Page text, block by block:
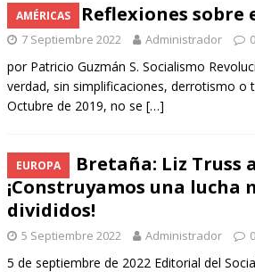
AMÉRICAS
Chile: Reflexiones
7 Septiembre 2022 Administrador 0
por Patricio Guzmán S. Socialismo
verdad, sin simplificaciones, derrotismo o
Octubre de 2019, no se […]
EUROPA
Gran Bretaña: Liz Truss
¡Construyamos una lucha
divididos!
5 Septiembre 2022 Administrador 0
5 de septiembre de 2022 Editorial del